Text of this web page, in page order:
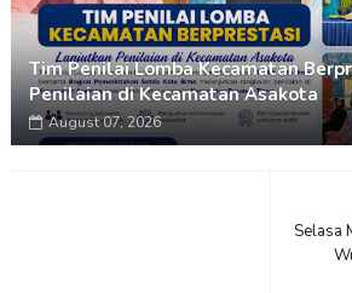
Tim Penilai Lomba Kecamatan
Penilaian di Kecamatan Asakota
August 07, 2026
Selasa